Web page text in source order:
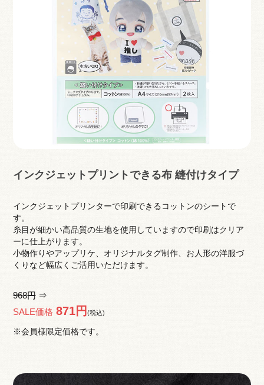
インクジェットプリントできる布 縫付けタイプ
インクジェットプリンターで印刷できるコットンのシートで
す。
糸目が細かい高品質の生地を使用していますので印刷はクリア
ーに仕上がります。
小物作りやアップリケ、オリジナルタグ制作、お人形の洋服づ
くりなど幅広くご活用いただけます。
968円⇒
SALE価格 871円 (税込)
※会員様限定価格です。